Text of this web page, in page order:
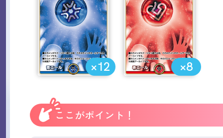
×12 ×8
ここがポイント！